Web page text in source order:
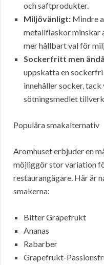
och saftprodukter.
Miljövänligt: Mindre
metallflaskor minskar
mer hållbart val för
Sockerfritt men
uppskatta en
innehåller socker,
sötningsmedlet
Populära smakalternativ
Aromhuset erbjuder en
möjliggör stor variation
restaurangägare. Här är
smakerna:
Bitter Grapefrukt
Ananas
Rabarber
Grapefrukt-